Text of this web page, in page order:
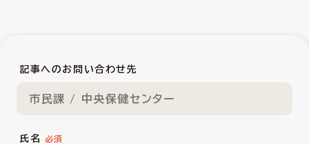
記事へのお問い合わせ先
市民課 / 中央保健センター
氏名